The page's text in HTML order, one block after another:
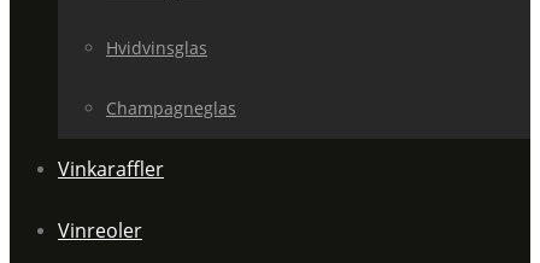
Hvidvinsglas
Champagneglas
Vinkaraffler
Vinreoler